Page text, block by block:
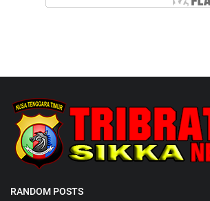
RANDOM POSTS